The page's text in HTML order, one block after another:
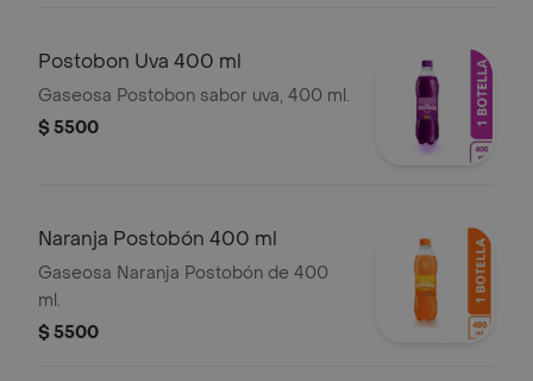
Postobon Uva 400 ml
Gaseosa Postobon sabor uva, 400 ml.
$ 5500
Naranja Postobón 400 ml
Gaseosa Naranja Postobón de 400
ml.
$ 5500